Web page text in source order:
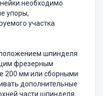
необходимо
упоры,
участка
шпинделя
фрезерным
200 мм или сборными
дополнительные
части шпинделя.